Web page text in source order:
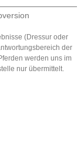
(Dressur oder
der
werden uns im
nur übermittelt.